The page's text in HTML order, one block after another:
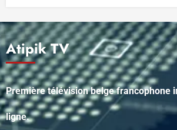
Atipik TV
Première télévision belge francophone
ligne.